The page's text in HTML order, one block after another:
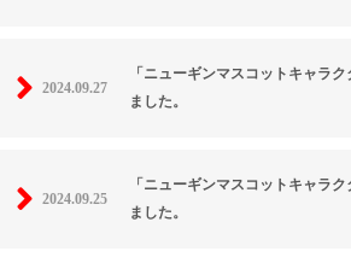
2024.09.27
「ニューギンマスコットキャラ
ました。
2024.09.25
「ニューギンマスコットキャラ
ました。